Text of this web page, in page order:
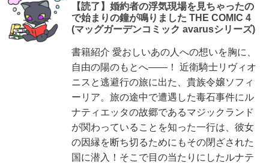
【読了】婚約者の浮気現場を見ちゃったの
で始まりの鐘が鳴りました THE COMIC 4
(マッグガーデンコミック avarusシリーズ)
書籍紹介 愛おしいあの人への想いを胸に、
自由の陽のもとへ――！ 近衛騎士リヴィオ
ニスと逃避行の旅に出た、貴族令嬢ソフィ
ーリア。旅の途中で遭遇した毒石事件にル
ナティエッタの故郷であるマジックランド
が関わっていることを知った一行は、彼女
の因縁を断ち切るためにもその閉ざされた
国に潜入！そこで目の当たりにしたルナテ